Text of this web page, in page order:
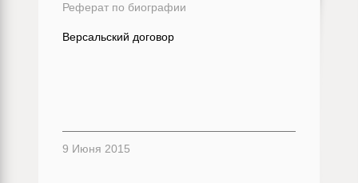
Реферат по биографии
Версальский договор
9 Июня 2015